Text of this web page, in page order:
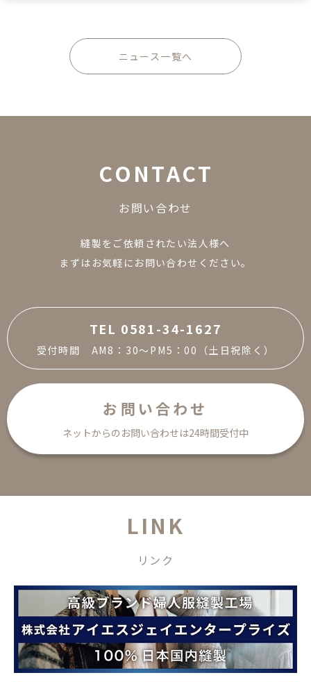
ニュース一覧へ
CONTACT
お問い合わせ
縫製をご依頼されたい法人様へ
まずはお気軽にお問い合わせください。
TEL 0581-34-1627
受付時間 AM8：30～PM5：00（土日祝除く）
お問い合わせ
ネットからのお問い合わせは24時間受付中
LIN K
リ ン ク